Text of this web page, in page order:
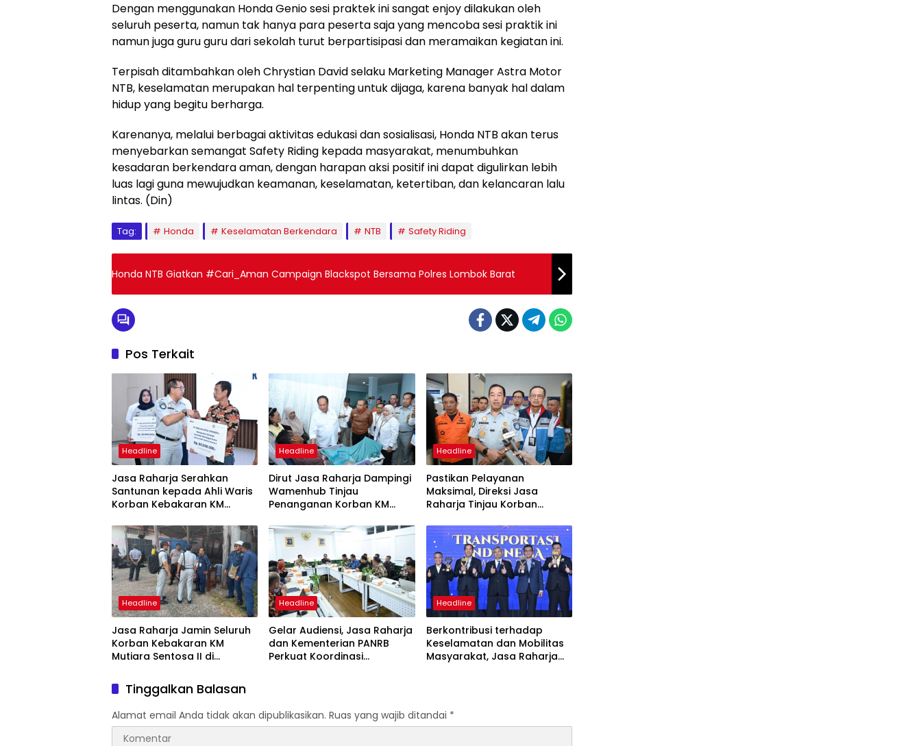
Dengan menggunakan Honda Genio sesi praktek ini sangat enjoy dilakukan oleh
seluruh peserta, namun tak hanya para peserta saja yang mencoba sesi praktik ini
namun juga guru guru dari sekolah turut berpartisipasi dan meramaikan kegiatan ini.
Terpisah ditambahkan oleh Chrystian David selaku Marketing Manager Astra Motor
NTB, keselamatan merupakan hal terpenting untuk dijaga, karena banyak hal dalam
hidup yang begitu berharga.
Karenanya, melalui berbagai aktivitas edukasi dan sosialisasi, Honda NTB akan terus
menyebarkan semangat Safety Riding kepada masyarakat, menumbuhkan
kesadaran berkendara aman, dengan harapan aksi positif ini dapat digulirkan lebih
luas lagi guna mewujudkan keamanan, keselamatan, ketertiban, dan kelancaran lalu
lintas. (Din)
Tag: Honda Keselamatan Berkendara NTB Safety Riding
Honda NTB Giatkan #Cari_Aman Campaign Blackspot Bersama Polres Lombok Barat
Pos Terkait
Headline
Jasa Raharja Serahkan
Santunan kepada Ahli Waris
Korban Kebakaran KM
Headline
Dirut Jasa Raharja Dampingi
Wamenhub Tinjau
Penanganan Korban KM
Surabaya
Headline
Pastikan Pelayanan
Maksimal, Direksi Jasa
Raharja Tinjau Korban
Sentosa II
Headline
Jasa Raharja Jamin Seluruh
Korban Kebakaran KM
Mutiara Sentosa II di
Headline
Gelar Audiensi, Jasa Raharja
dan Kementerian PANRB
Perkuat Koordinasi
Headline
Berkontribusi terhadap
Keselamatan dan Mobilitas
Masyarakat, Jasa Raharja
Tinggalkan Balasan
Alamat email Anda tidak akan dipublikasikan. Ruas yang wajib ditandai *